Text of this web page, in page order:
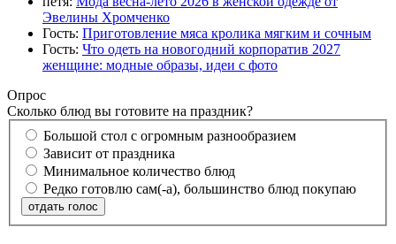
Эвелины Хромченко
Гость: Приготовление мяса кролика мягким и сочным
Гость: Что одеть на новогодний корпоратив 2027
женщине: модные образы, идеи с фото
Опрос
Сколько блюд вы готовите на праздник?
Большой стол с огромным разнообразием
Зависит от праздника
Минимальное количество блюд
Редко готовлю сам(-а), большинство блюд покупаю
отдать голос